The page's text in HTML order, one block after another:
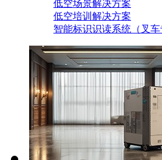
低空场景解决方案
低空培训解决方案
智能标识识读系统（叉车